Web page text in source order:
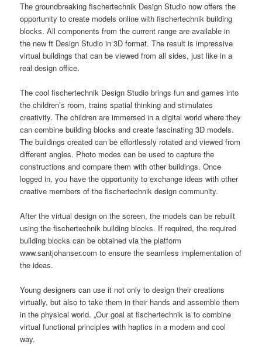
The groundbreaking fischertechnik Design Studio now offers the
opportunity to create models online with fischertechnik building
blocks. All components from the current range are available in
the new ft Design Studio in 3D format. The result is impressive
virtual buildings that can be viewed from all sides, just like in a
real design office.
The cool fischertechnik Design Studio brings fun and games into
the children’s room, trains spatial thinking and stimulates
creativity. The children are immersed in a digital world where they
can combine building blocks and create fascinating 3D models.
The buildings created can be effortlessly rotated and viewed from
different angles. Photo modes can be used to capture the
constructions and compare them with other buildings. Once
logged in, you have the opportunity to exchange ideas with other
creative members of the fischertechnik design community.
After the virtual design on the screen, the models can be rebuilt
using the fischertechnik building blocks. If required, the required
building blocks can be obtained via the platform
www.santjohanser.com to ensure the seamless implementation of
the ideas.
Young designers can use it not only to design their creations
virtually, but also to take them in their hands and assemble them
in the physical world. „Our goal at fischertechnik is to combine
virtual functional principles with haptics in a modern and cool
way.